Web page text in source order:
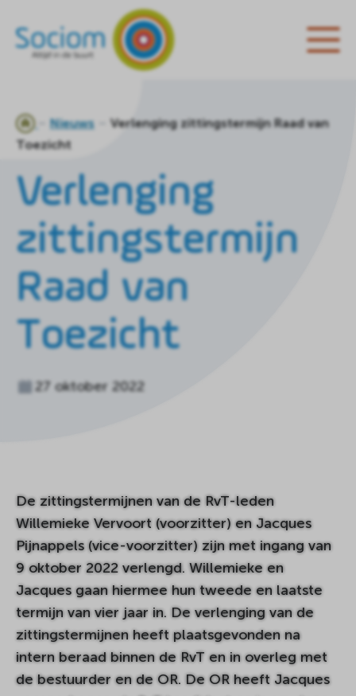
Ga
naar
homepagina
Nieuws
Verlenging zittingstermijn Raad van
Toezicht
Verlenging
zittingstermijn
Raad van
Toezicht
27 oktober 2022
De zittingstermijnen van de RvT-leden
Willemieke Vervoort (voorzitter) en Jacques
Pijnappels (vice-voorzitter) zijn met ingang van
9 oktober 2022 verlengd. Willemieke en
Jacques gaan hiermee hun tweede en laatste
termijn van vier jaar in. De verlenging van de
zittingstermijnen heeft plaatsgevonden na
intern beraad binnen de RvT en in overleg met
de bestuurder en de OR. De OR heeft Jacques